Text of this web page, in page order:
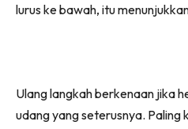
lurus ke bawah, itu
Ulang langkah berkenaan jika
udang yang seterusnya. Paling